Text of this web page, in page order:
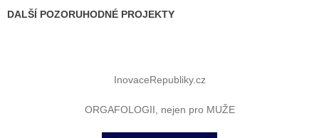
DALŠÍ POZORUHODNÉ PROJEKTY
InovaceRepubliky.cz
ORGAFOLOGII, nejen pro MUŽE